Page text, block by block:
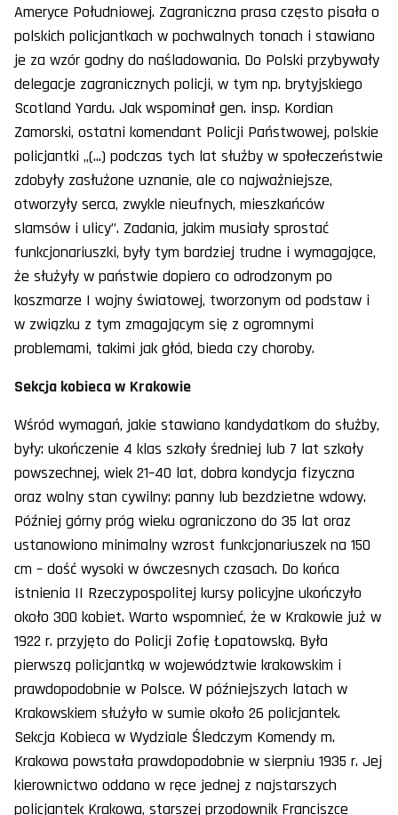
Ameryce Południowej. Zagraniczna prasa często pisała o
polskich policjantkach w pochwalnych tonach i stawiano
je za wzór godny do naśladowania. Do Polski przybywały
delegacje zagranicznych policji, w tym np. brytyjskiego
Scotland Yardu. Jak wspominał gen. insp. Kordian
Zamorski, ostatni komendant Policji Państwowej, polskie
policjantki „(...) podczas tych lat służby w społeczeństwie
zdobyły zasłużone uznanie, ale co najważniejsze,
otworzyły serca, zwykle nieufnych, mieszkańców
slamsów i ulicy”. Zadania, jakim musiały sprostać
funkcjonariuszki, były tym bardziej trudne i wymagające,
że służyły w państwie dopiero co odrodzonym po
koszmarze I wojny światowej, tworzonym od podstaw i
w związku z tym zmagającym się z ogromnymi
problemami, takimi jak głód, bieda czy choroby.
Sekcja kobieca w Krakowie
Wśród wymagań, jakie stawiano kandydatkom do służby,
były: ukończenie 4 klas szkoły średniej lub 7 lat szkoły
powszechnej, wiek 21–40 lat, dobra kondycja fizyczna
oraz wolny stan cywilny: panny lub bezdzietne wdowy.
Później górny próg wieku ograniczono do 35 lat oraz
ustanowiono minimalny wzrost funkcjonariuszek na 150
cm – dość wysoki w ówczesnych czasach. Do końca
istnienia II Rzeczypospolitej kursy policyjne ukończyło
około 300 kobiet. Warto wspomnieć, że w Krakowie już w
1922 r. przyjęto do Policji Zofię Łopatowską. Była
pierwszą policjantką w województwie krakowskim i
prawdopodobnie w Polsce. W późniejszych latach w
Krakowskiem służyło w sumie około 26 policjantek.
Sekcja Kobieca w Wydziale Śledczym Komendy m.
Krakowa powstała prawdopodobnie w sierpniu 1935 r. Jej
kierownictwo oddano w ręce jednej z najstarszych
policjantek Krakowa, starszej przodownik Franciszce